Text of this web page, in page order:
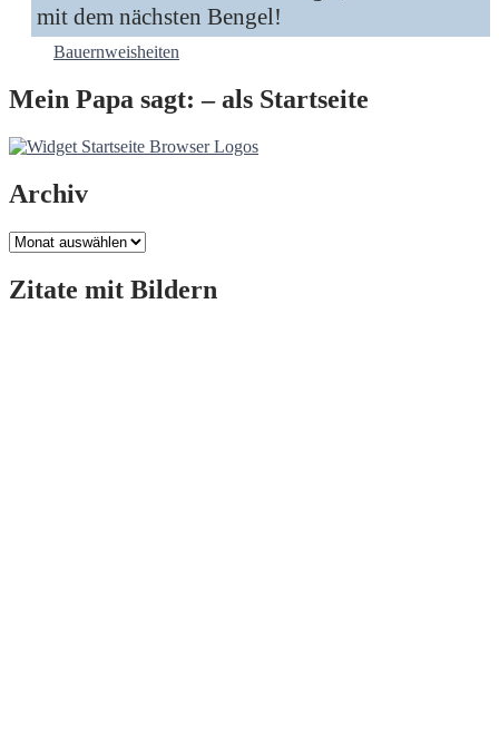
mit dem nächsten Bengel!
Bauernweisheiten
Mein Papa sagt: – als Startseite
Archiv
Archiv
Zitate mit Bildern